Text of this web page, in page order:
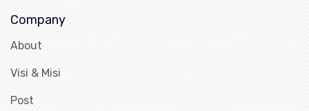
Company
About
Visi & Misi
Post